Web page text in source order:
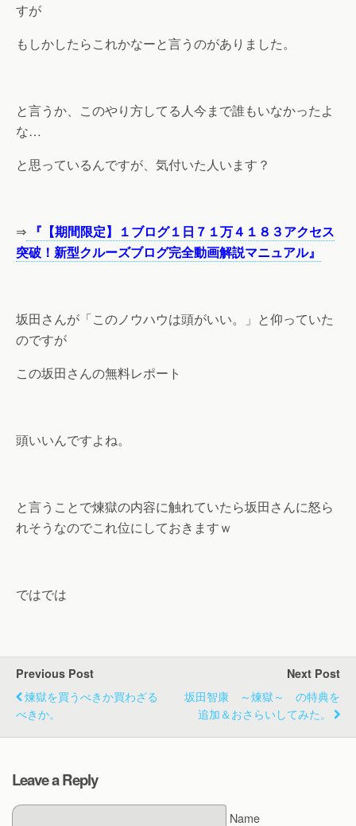
すが
もしかしたらこれかなーと言うのがありました。
と言うか、このやり方してる人今まで誰もいなかったよ
な…
と思っているんですが、気付いた人います？
⇒ 『【期間限定】１ブログ１日７１万４１８３アクセス
突破！新型クルーズブログ完全動画解説マニュアル』
坂田さんが「このノウハウは頭がいい。」と仰っていた
のですが
この坂田さんの無料レポート
頭いいんですよね。
と言うことで煉獄の内容に触れていたら坂田さんに怒ら
れそうなのでこれ位にしておきますｗ
ではでは
Previous Post
煉獄を買うべきか買わざる
べきか。
Next Post
坂田智康 ～煉獄～ の特典を
追加＆おさらいしてみた。
Leave a Reply
Name